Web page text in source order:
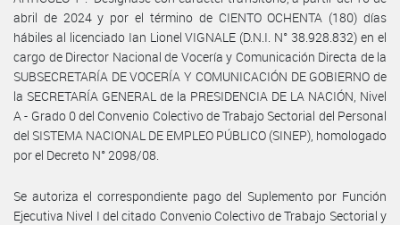
abril de 2024 y por el término de CIENTO OCHENTA (180) días
hábiles al licenciado Ian Lionel VIGNALE (D.N.I. N° 38.928.832) en el
cargo de Director Nacional de Vocería y Comunicación Directa de la
SUBSECRETARÍA DE VOCERÍA Y COMUNICACIÓN DE GOBIERNO de
la SECRETARÍA GENERAL de la PRESIDENCIA DE LA NACIÓN, Nivel
A - Grado 0 del Convenio Colectivo de Trabajo Sectorial del Personal
del SISTEMA NACIONAL DE EMPLEO PÚBLICO (SINEP), homologado
por el Decreto N° 2098/08.
Se autoriza el correspondiente pago del Suplemento por Función
Ejecutiva Nivel I del citado Convenio Colectivo de Trabajo Sectorial y